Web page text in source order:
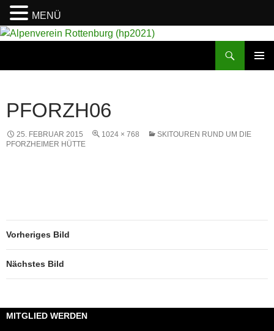
PFORZH06
25. FEBRUAR 2015 1024 × 768
SKITOUREN RUND UM DIE
PFORZHEIMER HÜTTE
Vorheriges Bild
Nächstes Bild
MITGLIED WERDEN
MENÜ